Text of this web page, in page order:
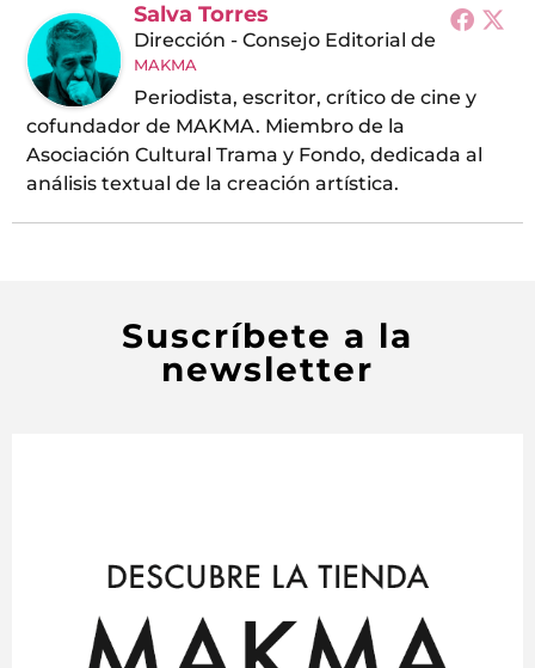
Salva Torres
Dirección - Consejo Editorial de
MAKMA
Periodista, escritor, crítico de cine y
cofundador de MAKMA. Miembro de la
Asociación Cultural Trama y Fondo, dedicada al
análisis textual de la creación artística.
Suscríbete a la
newsletter